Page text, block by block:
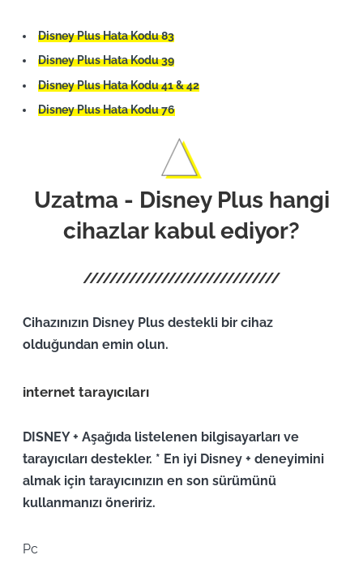
Disney Plus Hata Kodu 83
Disney Plus Hata Kodu 39
Disney Plus Hata Kodu 41 & 42
Disney Plus Hata Kodu 76
Uzatma - Disney Plus hangi
cihazlar kabul ediyor?
Cihazınızın Disney Plus destekli bir cihaz
olduğundan emin olun.
internet tarayıcıları
DISNEY + Aşağıda listelenen bilgisayarları ve
tarayıcıları destekler. * En iyi Disney + deneyimini
almak için tarayıcınızın en son sürümünü
kullanmanızı öneririz.
Pc